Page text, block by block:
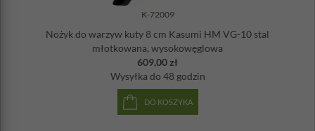
K-72009
Nożyk do warzyw kuty 8 cm Kasumi HM VG-10 stal
młotkowana, wysokowęglowa
609,00 zł
Wysyłka do 48 godzin
DO KOSZYKA